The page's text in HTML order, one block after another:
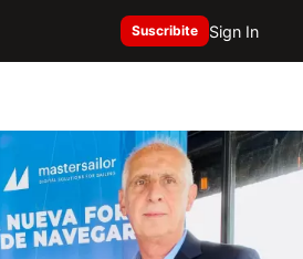
Suscribite Sign In